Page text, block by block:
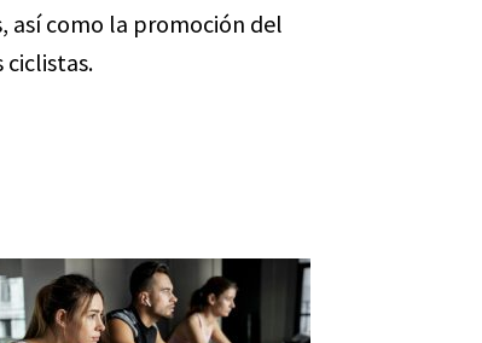
así como la promoción del
ciclistas.